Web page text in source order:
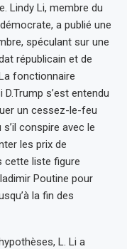
Lindy Li, membre du
a publié une
spéculant sur une
républicain et de
fonctionnaire
s’est entendu
un cessez-le-feu
conspire avec le
les prix de
cette liste figure
Poutine pour
la fin des
L. Li a